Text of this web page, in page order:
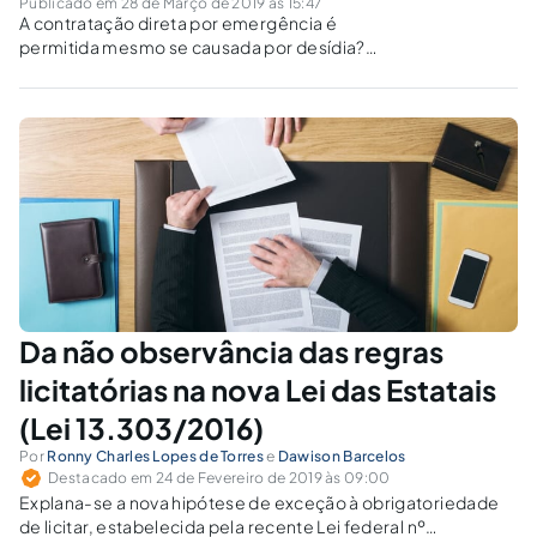
A contratação direta por emergência é
permitida mesmo se causada por desídia?
responsabilidades.
Da não observância das regras
licitatórias na nova Lei das Estatais
(Lei 13.303/2016)
Por Ronny Charles Lopes de Torrese Dawison Barcelos
Destacado em 24 de Fevereiro de 2019 às 09:00
Explana-se a nova hipótese de exceção à obrigatoriedade
de licitar, estabelecida pela recente Lei federal nº